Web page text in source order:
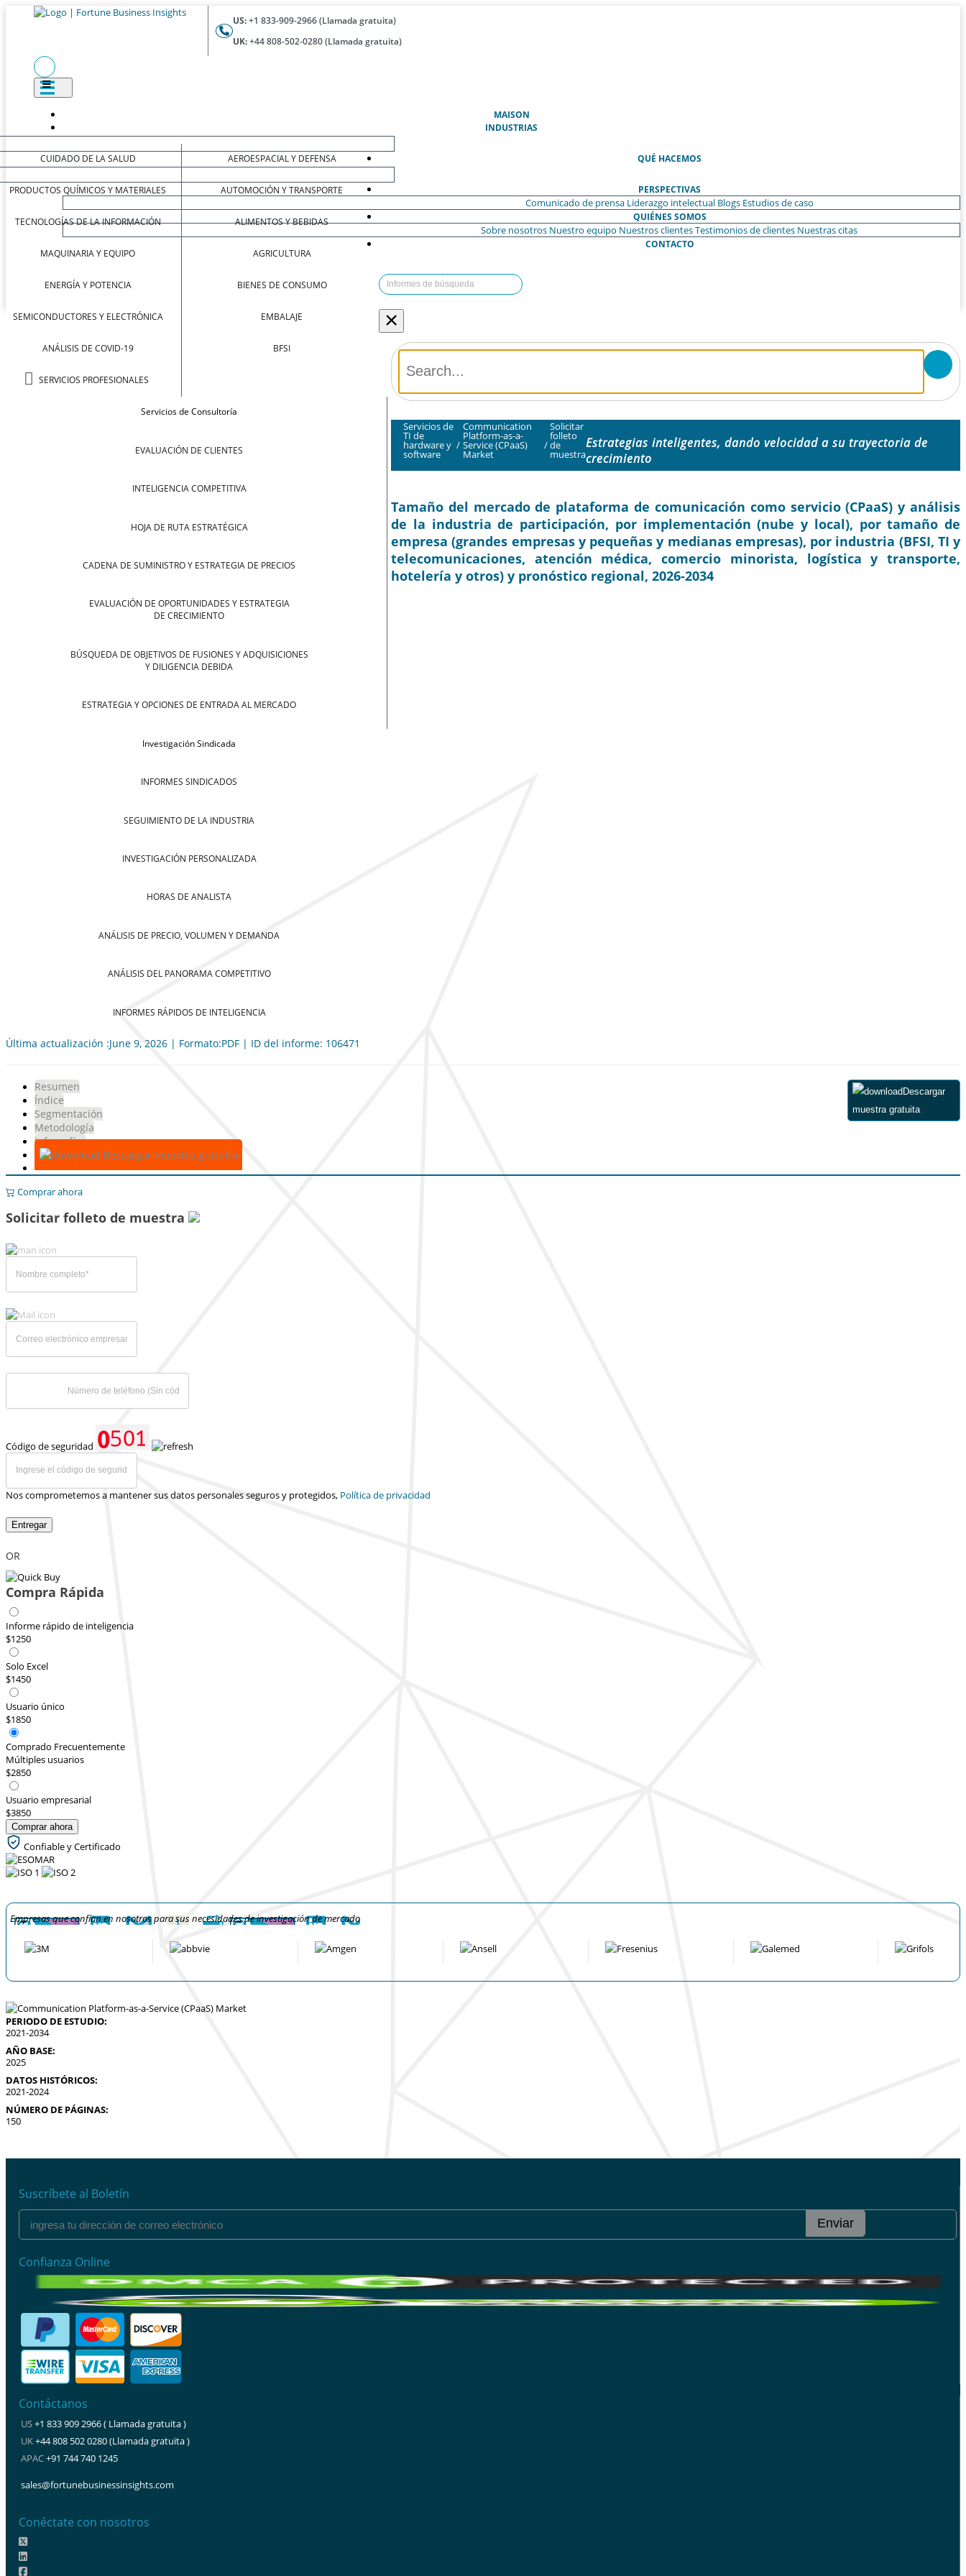
US:+1 833-909-2966 (Llamada gratuita)
UK:+44 808-502-0280 (Llamada gratuita)
MAISON(ACTUAL)
INDUSTRIAS
CUIDADO DE LA SALUD
PRODUCTOS QUÍMICOS Y MATERIALES
TECNOLOGÍAS DE LA INFORMACIÓN
MAQUINARIA Y EQUIPO
ENERGÍA Y POTENCIA
SEMICONDUCTORES Y ELECTRÓNICA
ANÁLISIS DE COVID-19
SERVICIOS PROFESIONALES
AEROESPACIAL Y DEFENSA
AUTOMOCIÓN Y TRANSPORTE
ALIMENTOS Y BEBIDAS
AGRICULTURA
BIENES DE CONSUMO
EMBALAJE
BFSI
QUÉ HACEMOS
Servicios de Consultoría
EVALUACIÓN DE CLIENTES
INTELIGENCIA COMPETITIVA
HOJA DE RUTA ESTRATÉGICA
CADENA DE SUMINISTRO Y ESTRATEGIA DE PRECIOS
EVALUACIÓN DE OPORTUNIDADES Y ESTRATEGIA
DE CRECIMIENTO
BÚSQUEDA DE OBJETIVOS DE FUSIONES Y ADQUISICIONES
Y DILIGENCIA DEBIDA
ESTRATEGIA Y OPCIONES DE ENTRADA AL MERCADO
Investigación Sindicada
INFORMES SINDICADOS
SEGUIMIENTO DE LA INDUSTRIA
INVESTIGACIÓN PERSONALIZADA
HORAS DE ANALISTA
ANÁLISIS DE PRECIO, VOLUMEN Y DEMANDA
ANÁLISIS DEL PANORAMA COMPETITIVO
INFORMES RÁPIDOS DE INTELIGENCIA
PERSPECTIVAS
Comunicado de prensa Liderazgo intelectual Blogs Estudios de caso
QUIÉNES SOMOS
Sobre nosotros Nuestro equipo Nuestros clientesTestimonios de clientes Nuestras citas
CONTACTO
×
Servicios de
TI de
hardware y
software
/
Communication
Platform-as-a-
Service (CPaaS)
Market
/
Solicitar
folleto
de
muestra
Estrategias inteligentes, dando velocidad a su trayectoria de
crecimiento
Tamaño del mercado de plataforma de comunicación como servicio (CPaaS) y análisis
de la industria de participación, por implementación (nube y local), por tamaño de
empresa (grandes empresas y pequeñas y medianas empresas), por industria (BFSI, TI y
telecomunicaciones, atención médica, comercio minorista, logística y transporte,
hotelería y otros) y pronóstico regional, 2026-2034
Última actualización :June 9, 2026 | Formato:PDF | ID del informe: 106471
Resumen
Índice
Segmentación
Metodología
Infografías
Descargar muestra gratuita
Descargar
muestra gratuita
Comprar ahora
Solicitar folleto de muestra
Código de seguridad
Nos comprometemos a mantener sus datos personales seguros y protegidos, Política de privacidad
Entregar
OR
Compra Rápida
Informe rápido de inteligencia
$1250
Solo Excel
$1450
Usuario único
$1850
Comprado Frecuentemente
Múltiples usuarios
$2850
Usuario empresarial
$3850
Comprar ahora
Confiable y Certificado
Empresas que confían en nosotros para sus necesidades de investigación de mercado
PERIODO DE ESTUDIO:
2021-2034
AÑO BASE:
2025
DATOS HISTÓRICOS:
2021-2024
NÚMERO DE PÁGINAS:
150
Suscríbete al Boletín
Enviar
Confianza Online
Contáctanos
US+1 833 909 2966 ( Llamada gratuita )
UK+44 808 502 0280 (Llamada gratuita )
APAC+91 744 740 1245
sales@fortunebusinessinsights.com
Conéctate con nosotros